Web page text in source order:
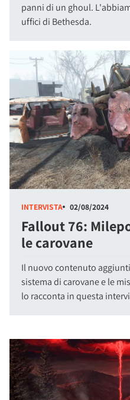
panni di un ghoul.
uffici di Bethesda.
INTERVISTA 02/08/2024
Fallout 76:
le carovane
Il nuovo contenuto
sistema di carovane e le
lo racconta in questa